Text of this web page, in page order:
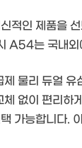
적인 제품을
A54는 국내
물리 듀얼 유
없이 편리하
능합니다.